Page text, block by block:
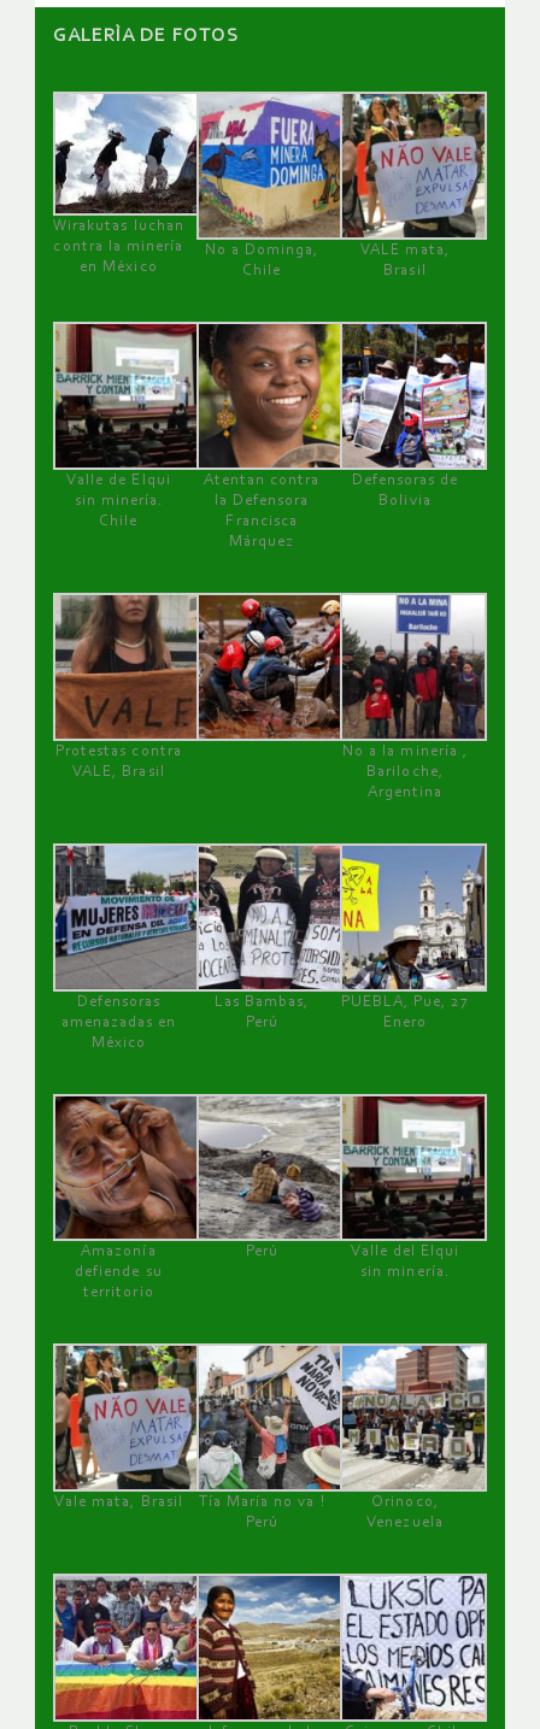
GALERÌA DE FOTOS
Wirakutas luchan
contra la minería
en México
No a Dominga,
Chile
VALE mata,
Brasil
Valle de Elqui
sin minería.
Chile
Atentan contra
la Defensora
Francisca
Márquez
Defensoras de
Bolivia
Protestas contra
VALE, Brasil
No a la minería ,
Bariloche,
Argentina
Defensoras
amenazadas en
México
Las Bambas,
Perú
PUEBLA, Pue, 27
Enero
Amazonía
defiende su
territorio
Perú
Valle del Elqui
sin minería.
Vale mata, Brasil
Tía María no va !
Perú
Orinoco,
Venezuela